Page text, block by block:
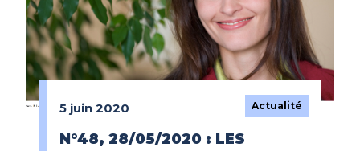
5 juin 2020 Actualité
N°48, 28/05/2020 : LES